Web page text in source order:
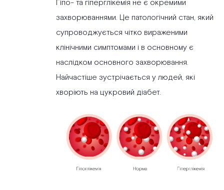
Гіпо- та гіперглікемія не є окремими
захворюваннями. Це патологічний стан, який
супроводжується чітко вираженими
клінічними симптомами і в основному є
наслідком основного захворювання.
Найчастіше зустрічається у людей, які
хворіють на цукровий діабет.